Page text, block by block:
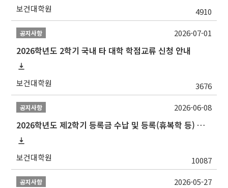
보건대학원 4910
공지사항
2026학년도 2학기 국내 타 대학 학점교류 신청 안내
보건대학원 3676
2026-07-01
공지사항
2026학년도 제2학기 등록금 수납 및 등록(휴복학 등) 일정 안내
보건대학원 10087
2026-06-08
공지사항 2026-05-27